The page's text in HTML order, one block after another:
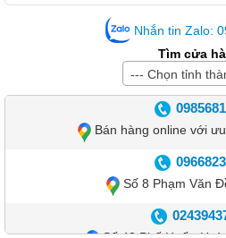
Nhắn tin Zalo:
Tìm cửa
--- Chọn tỉnh
Bán hàng online với
Số 8 Phạm Văn